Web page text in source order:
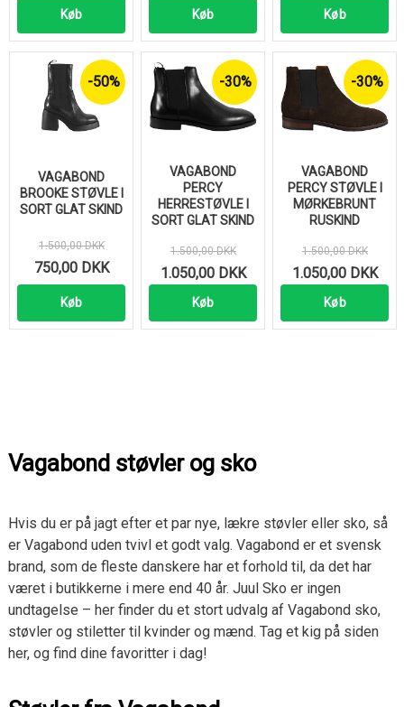
Køb Køb Køb
VAGABOND
BROOKE STØVLE I
SORT GLAT SKIND
1.500,00 DKK
750,00 DKK
Køb
-50%
VAGABOND
PERCY
HERRESTØVLE I
SORT GLAT SKIND
1.500,00 DKK
1.050,00 DKK
Køb
-30%
VAGABOND
PERCY STØVLE I
MØRKEBRUNT
RUSKIND
1.500,00 DKK
1.050,00 DKK
Køb
-30%
Vagabond støvler og sko
Hvis du er på jagt efter et par nye, lækre støvler eller sko, så
er Vagabond uden tvivl et godt valg. Vagabond er et svensk
brand, som de fleste danskere har et forhold til, da det har
været i butikkerne i mere end 40 år. Juul Sko er ingen
undtagelse – her finder du et stort udvalg af Vagabond sko,
støvler og stiletter til kvinder og mænd. Tag et kig på siden
her, og find dine favoritter i dag!